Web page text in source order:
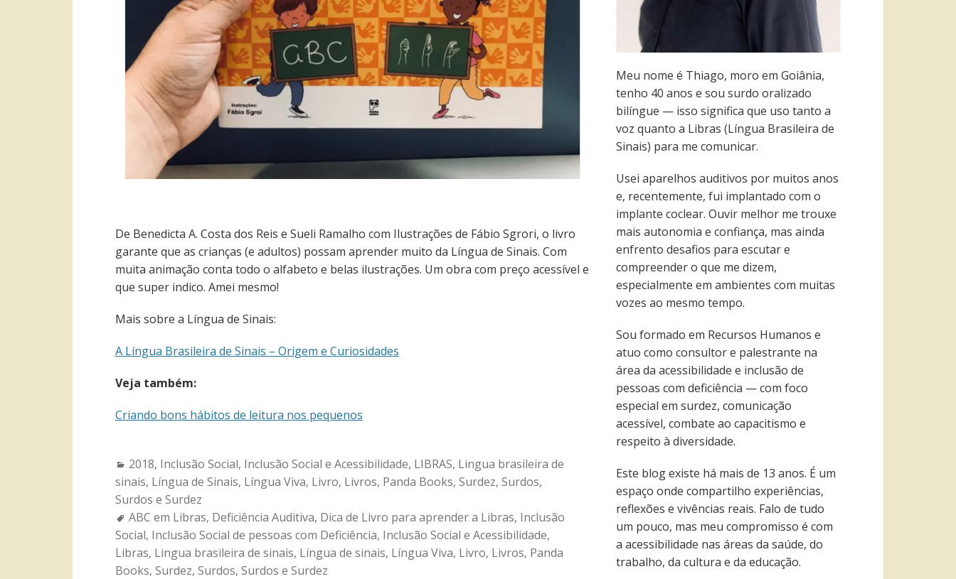
De Benedicta A. Costa dos Reis e Sueli Ramalho com Ilustrações de Fábio Sgrori, o livro
garante que as crianças (e adultos) possam aprender muito da Língua de Sinais. Com
muita animação conta todo o alfabeto e belas ilustrações. Um obra com preço acessível e
que super indico. Amei mesmo!
Mais sobre a Língua de Sinais:
A Língua Brasileira de Sinais – Origem e Curiosidades
Veja também:
Criando bons hábitos de leitura nos pequenos
Categories:
2018, Inclusão Social, Inclusão Social e Acessibilidade, LIBRAS, Lingua brasileira de
sinais, Língua de Sinais, Língua Viva, Livro, Livros, Panda Books, Surdez, Surdos,
Surdos e Surdez
Tags:
ABC em Libras, Deficiência Auditiva, Dica de Livro para aprender a Libras, Inclusão
Social, Inclusão Social de pessoas com Deficiência, Inclusão Social e Acessibilidade,
Libras, Lingua brasileira de sinais, Língua de sinais, Língua Viva, Livro, Livros, Panda
Books, Surdez, Surdos, Surdos e Surdez
Meu nome é Thiago, moro em Goiânia,
tenho 40 anos e sou surdo oralizado
bilíngue — isso significa que uso tanto a
voz quanto a Libras (Língua Brasileira de
Sinais) para me comunicar.
Usei aparelhos auditivos por muitos anos
e, recentemente, fui implantado com o
implante coclear. Ouvir melhor me trouxe
mais autonomia e confiança, mas ainda
enfrento desafios para escutar e
compreender o que me dizem,
especialmente em ambientes com muitas
vozes ao mesmo tempo.
Sou formado em Recursos Humanos e
atuo como consultor e palestrante na
área da acessibilidade e inclusão de
pessoas com deficiência — com foco
especial em surdez, comunicação
acessível, combate ao capacitismo e
respeito à diversidade.
Este blog existe há mais de 13 anos. É um
espaço onde compartilho experiências,
reflexões e vivências reais. Falo de tudo
um pouco, mas meu compromisso é com
a acessibilidade nas áreas da saúde, do
trabalho, da cultura e da educação.